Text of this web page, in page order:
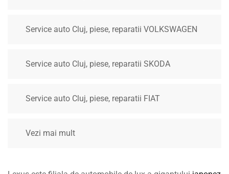
Service auto Cluj, piese, reparatii VOLKSWAGEN
Service auto Cluj, piese, reparatii SKODA
Service auto Cluj, piese, reparatii FIAT
Vezi mai mult